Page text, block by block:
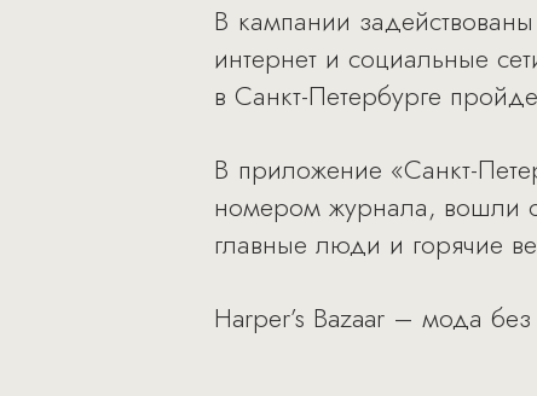
В кампании
интернет и социальные
в Санкт-Петербурге
В приложение «Санкт-
номером журнала, вошли
главные люди и горячие
Harper’s Bazaar – мода